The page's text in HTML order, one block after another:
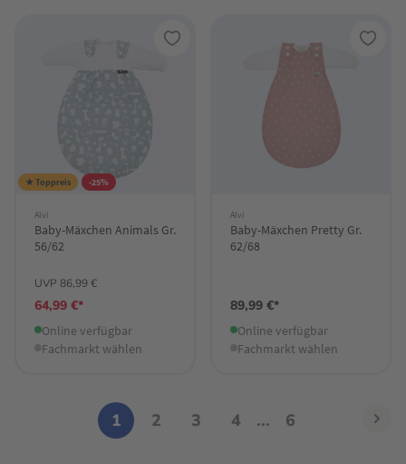
★ Toppreis -25%
Alvi
Baby-Mäxchen Animals Gr.
56/62
UVP 86,99 €
64,99 €*
Online verfügbar
Fachmarkt wählen
Alvi
Baby-Mäxchen Pretty Gr.
62/68
89,99 €*
Online verfügbar
Fachmarkt wählen
1 2 3 4 ... 6